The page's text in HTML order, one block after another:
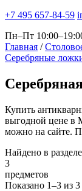
+7 495 657-84-59
Пн–Пт
Главная /
Серебряные
Купить
выгодной цене в
можно на сайте.
Найдено в разделе
3
предметов
Показано 1–3 из 3